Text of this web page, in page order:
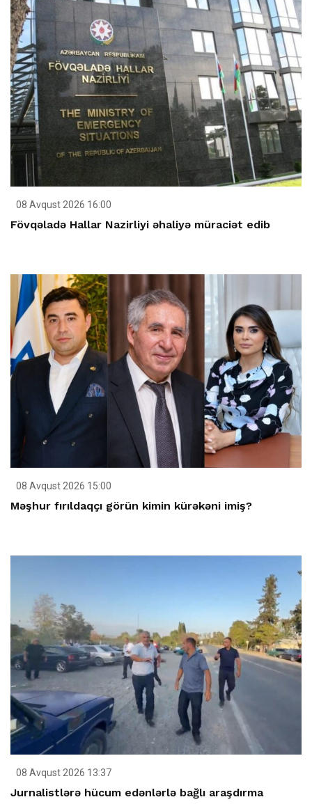
08 Avqust 2026 16:00
Fövqəladə Hallar Nazirliyi əhaliyə müraciət edib
08 Avqust 2026 15:00
Məşhur fırıldaqçı görün kimin kürəkəni imiş?
08 Avqust 2026 13:37
Jurnalistlərə hücum edənlərlə bağlı araşdırma